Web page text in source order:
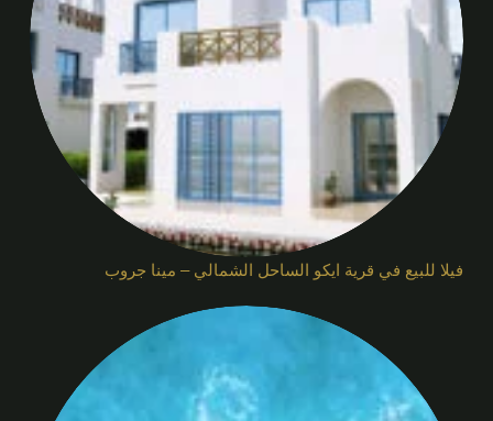
فيلا للبيع في قرية ايكو الساحل الشمالي – مينا جروب